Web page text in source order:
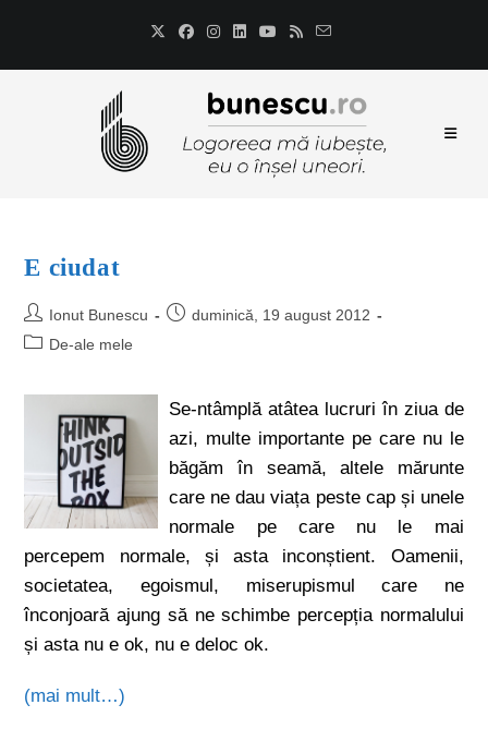
E ciudat
Ionut Bunescu
duminică, 19 august 2012
De-ale mele
Se-ntâmplă atâtea lucruri în ziua de
azi, multe importante pe care nu le
băgăm în seamă, altele mărunte
care ne dau viața peste cap și unele
normale pe care nu le mai
percepem normale, și asta inconștient. Oamenii,
societatea, egoismul, miserupismul care ne
înconjoară ajung să ne schimbe percepția normalului
și asta nu e ok, nu e deloc ok.
(mai mult…)